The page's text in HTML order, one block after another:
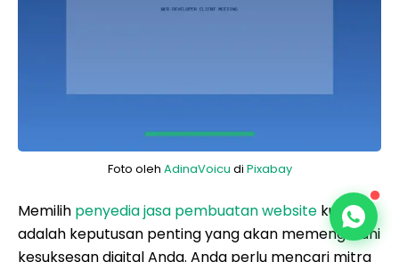
Foto oleh AdinaVoicu di Pixabay
Memilih penyedia jasa pembuatan website kustom
adalah keputusan penting yang akan memengaruhi
kesuksesan digital Anda. Anda perlu mencari mitra